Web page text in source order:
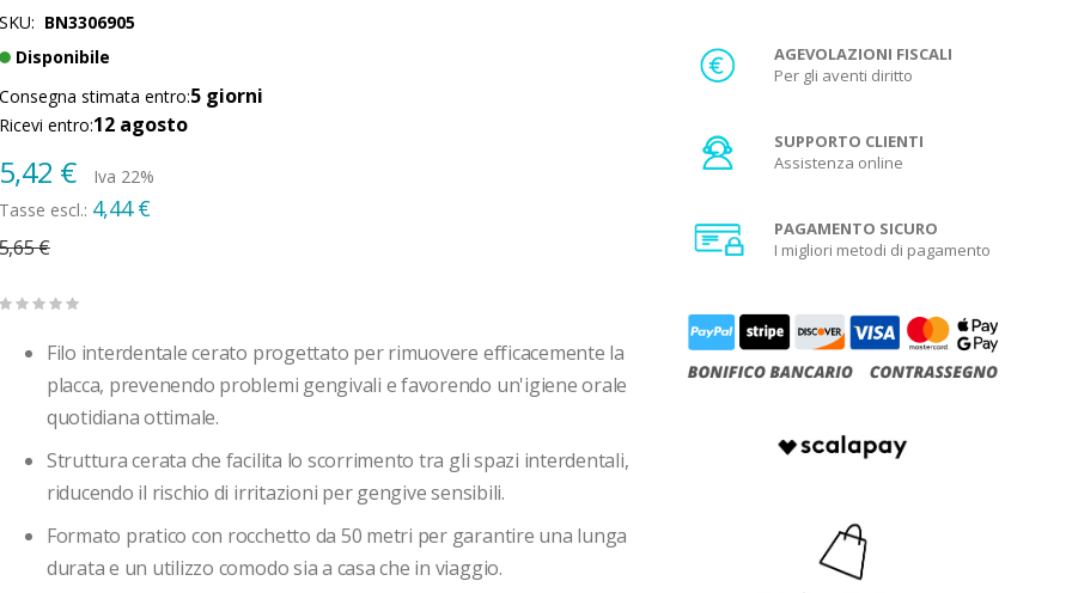
SKU
BN3306905
Disponibile
Consegna stimata entro:5 giorni
Ricevi entro:12 agosto
Prezzo
speciale
5,42 € Iva 22%
4,44 €
€
Filo interdentale cerato progettato per rimuovere efficacemente la
placca, prevenendo problemi gengivali e favorendo un'igiene orale
quotidiana ottimale.
Struttura cerata che facilita lo scorrimento tra gli spazi interdentali,
riducendo il rischio di irritazioni per gengive sensibili.
Formato pratico con rocchetto da 50 metri per garantire una lunga
durata e un utilizzo comodo sia a casa che in viaggio.
AGEVOLAZIONI FISCALI
Per gli aventi diritto
SUPPORTO CLIENTI
Assistenza online
PAGAMENTO SICURO
I migliori metodi di pagamento